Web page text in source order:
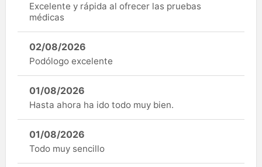
Excelente y rápida al ofrecer las pruebas
médicas
02/08/2026
Podólogo excelente
01/08/2026
Hasta ahora ha ido todo muy bien.
01/08/2026
Todo muy sencillo